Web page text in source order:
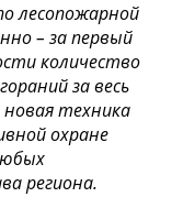
лесопожарной
– за первый
количество
за весь
новая техника
охране
региона.